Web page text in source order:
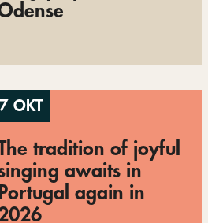
OKT
tradition of joyful
awaits in
again in